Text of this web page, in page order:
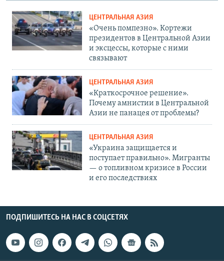
ЦЕНТРАЛЬНАЯ АЗИЯ
«Очень помпезно». Кортежи
президентов в Центральной Азии
и эксцессы, которые с ними
связывают
ЦЕНТРАЛЬНАЯ АЗИЯ
«Краткосрочное решение».
Почему амнистии в Центральной
Азии не панацея от проблемы?
ЦЕНТРАЛЬНАЯ АЗИЯ
«Украина защищается и
поступает правильно». Мигранты
— о топливном кризисе в России
и его последствиях
ПОДПИШИТЕСЬ НА НАС В СОЦСЕТЯХ